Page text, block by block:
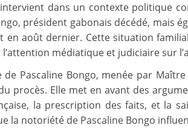
dans un contexte politique
président gabonais décédé, mais
en août dernier. Cette situation
médiatique et judiciaire sur
de Pascaline Bongo, menée par
procès. Elle met en avant des
la prescription des faits, et la
la notoriété de Pascaline Bongo